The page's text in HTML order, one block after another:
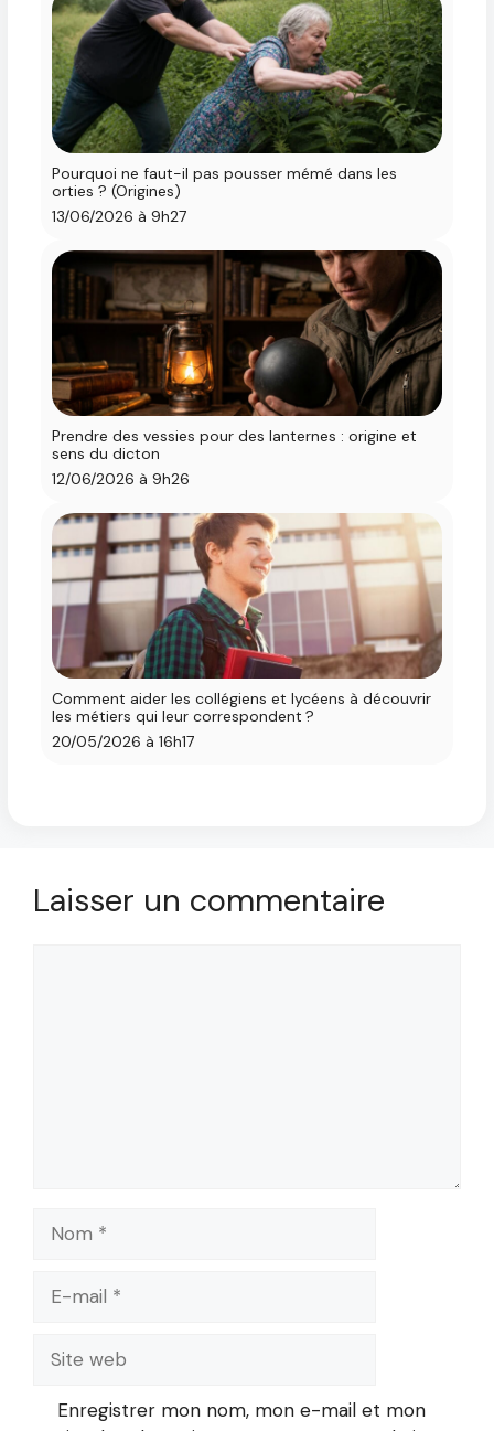
Pourquoi ne faut-il pas pousser mémé dans les
orties ? (Origines)
13/06/2026 à 9h27
Prendre des vessies pour des lanternes : origine et
sens du dicton
12/06/2026 à 9h26
Comment aider les collégiens et lycéens à découvrir
les métiers qui leur correspondent ?
20/05/2026 à 16h17
Laisser un commentaire
mail
Site
web
Enregistrer mon nom, mon e-mail et mon